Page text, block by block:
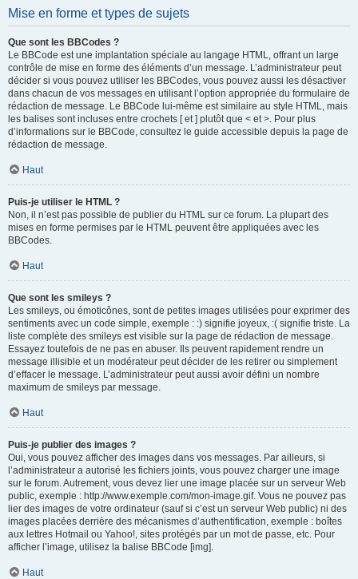
Mise en forme et types de sujets
Que sont les BBCodes ?
Le BBCode est une implantation spéciale au langage HTML, offrant un large
contrôle de mise en forme des éléments d’un message. L’administrateur peut
décider si vous pouvez utiliser les BBCodes, vous pouvez aussi les désactiver
dans chacun de vos messages en utilisant l’option appropriée du formulaire de
rédaction de message. Le BBCode lui-même est similaire au style HTML, mais
les balises sont incluses entre crochets [ et ] plutôt que < et >. Pour plus
d’informations sur le BBCode, consultez le guide accessible depuis la page de
rédaction de message.
Haut
Puis-je utiliser le HTML ?
Non, il n’est pas possible de publier du HTML sur ce forum. La plupart des
mises en forme permises par le HTML peuvent être appliquées avec les
BBCodes.
Haut
Que sont les smileys ?
Les smileys, ou émoticônes, sont de petites images utilisées pour exprimer des
sentiments avec un code simple, exemple : :) signifie joyeux, :( signifie triste. La
liste complète des smileys est visible sur la page de rédaction de message.
Essayez toutefois de ne pas en abuser. Ils peuvent rapidement rendre un
message illisible et un modérateur peut décider de les retirer ou simplement
d’effacer le message. L’administrateur peut aussi avoir défini un nombre
maximum de smileys par message.
Haut
Puis-je publier des images ?
Oui, vous pouvez afficher des images dans vos messages. Par ailleurs, si
l’administrateur a autorisé les fichiers joints, vous pouvez charger une image
sur le forum. Autrement, vous devez lier une image placée sur un serveur Web
public, exemple : http://www.exemple.com/mon-image.gif. Vous ne pouvez pas
lier des images de votre ordinateur (sauf si c’est un serveur Web public) ni des
images placées derrière des mécanismes d’authentification, exemple : boîtes
aux lettres Hotmail ou Yahoo!, sites protégés par un mot de passe, etc. Pour
afficher l’image, utilisez la balise BBCode [img].
Haut